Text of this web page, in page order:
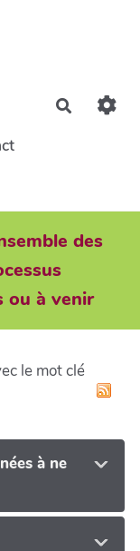
des
ou à venir
le mot clé
à ne